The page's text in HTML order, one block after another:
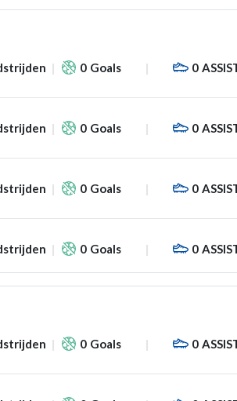
0 Goals 0
0 Goals 0
0 Goals 0
0 Goals 0
0 Goals 0